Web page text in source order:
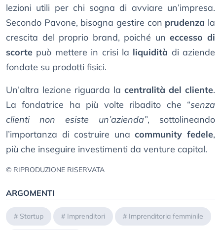
lezioni utili per chi sogna di avviare un’impresa.
Secondo Pavone, bisogna gestire con prudenza la
crescita del proprio brand, poiché uneccesso di
scorte può mettere in crisi la liquidità di aziende
fondate su prodotti fisici.
Un’altra lezione riguarda la centralità del cliente.
La fondatrice ha più volte ribadito che “senza
clienti non esiste un’azienda”, sottolineando
l’importanza di costruire unacommunity fedele,
più che inseguire investimenti da venture capital.
© RIPRODUZIONE RISERVATA
ARGOMENTI
# Startup # Imprenditori # Imprenditoria femminile